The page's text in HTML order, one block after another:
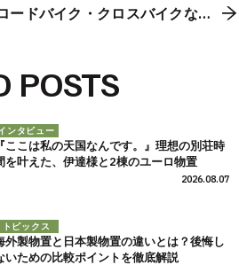
ードバイク・クロスバイクなど
POSTS
ンタビュー
『ここは私の天国なんです。』理想の別荘時
を叶えた、伊達様と2棟のユーロ物置
2026.08.07
トピックス
外製物置と日本製物置の違いとは？後悔し
いための比較ポイントを徹底解説